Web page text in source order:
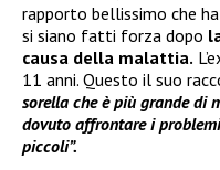
rapporto bellissimo che
si siano fatti forza dopo
causa della malattia.
11 anni. Questo il suo
sorella che è più grande di
dovuto affrontare i
piccoli”.